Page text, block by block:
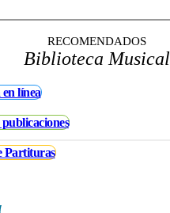
RECOMENDADOS
Biblioteca Musical
línea
Partituras